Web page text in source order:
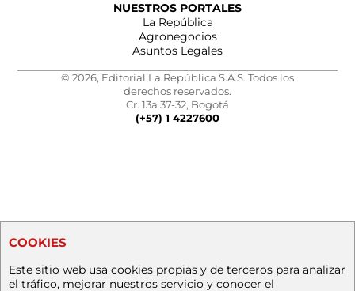
NUESTROS PORTALES
La República
Agronegocios
Asuntos Legales
© 2026, Editorial La República S.A.S. Todos los
derechos reservados.
Cr. 13a 37-32, Bogotá
(+57) 1 4227600
COOKIES
Este sitio web usa cookies propias y de terceros para analizar
el tráfico, mejorar nuestros servicio y conocer el